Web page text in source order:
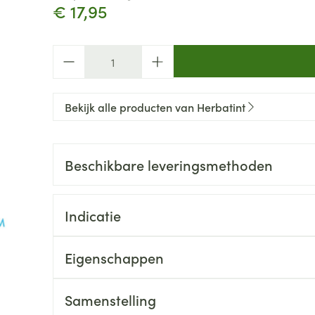
€ 17,95
Bekijk alle producten van Herbatint
Beschikbare leveringsmethoden
Indicatie
Eigenschappen
Samenstelling